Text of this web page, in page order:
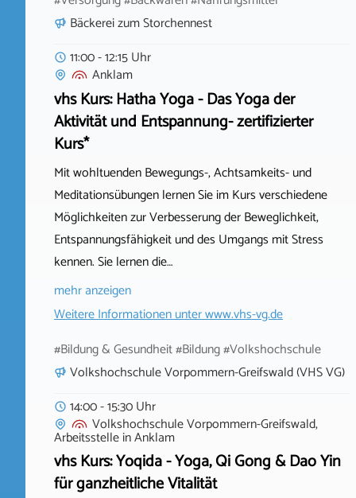
Bäckerei zum Storchennest
11:00 - 12:15 Uhr
Anklam
vhs Kurs: Hatha Yoga - Das Yoga der
Aktivität und Entspannung- zertifizierter
Kurs*
Mit wohltuenden Bewegungs-, Achtsamkeits- und
Meditationsübungen lernen Sie im Kurs verschiedene
Möglichkeiten zur Verbesserung der Beweglichkeit,
Entspannungsfähigkeit und des Umgangs mit Stress
kennen. Sie lernen die…
mehr anzeigen
Weitere Informationen unterwww.vhs-vg.de
#Bildung & Gesundheit #Bildung #Volkshochschule
Volkshochschule Vorpommern-Greifswald (VHS VG)
14:00 - 15:30 Uhr
Volkshochschule Vorpommern-Greifswald,
ArbeitsstelleinAnklam
vhs Kurs: Yoqida - Yoga, Qi Gong & Dao Yin
für ganzheitliche Vitalität